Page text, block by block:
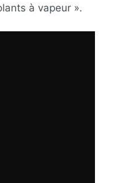
à vapeur ».